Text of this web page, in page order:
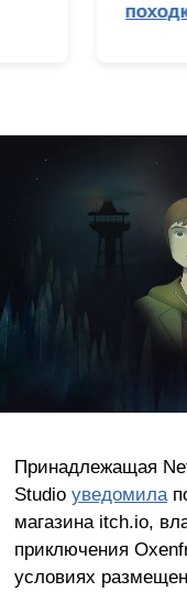
Принадлежащая
Studio уведомила
магазина itch.io,
приключения
условиях